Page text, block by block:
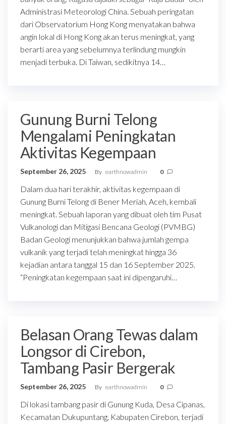
Administrasi Meteorologi China. Sebuah peringatan
dari Observatorium Hong Kong menyatakan bahwa
angin lokal di Hong Kong akan terus meningkat, yang
berarti area yang sebelumnya terlindung mungkin
menjadi terbuka. Di Taiwan, sedikitnya 14…
Gunung Burni Telong
Mengalami Peningkatan
Aktivitas Kegempaan
September 26, 2025 By earthnowadmin 0
Dalam dua hari terakhir, aktivitas kegempaan di
Gunung Burni Telong di Bener Meriah, Aceh, kembali
meningkat. Sebuah laporan yang dibuat oleh tim Pusat
Vulkanologi dan Mitigasi Bencana Geologi (PVMBG)
Badan Geologi menunjukkan bahwa jumlah gempa
vulkanik yang terjadi telah meningkat hingga 36
kejadian antara tanggal 15 dan 16 September 2025.
“Peningkatan kegempaan saat ini dipengaruhi…
Belasan Orang Tewas dalam
Longsor di Cirebon,
Tambang Pasir Bergerak
September 26, 2025 By earthnowadmin 0
Di lokasi tambang pasir di Gunung Kuda, Desa Cipanas,
Kecamatan Dukupuntang, Kabupaten Cirebon, terjadi